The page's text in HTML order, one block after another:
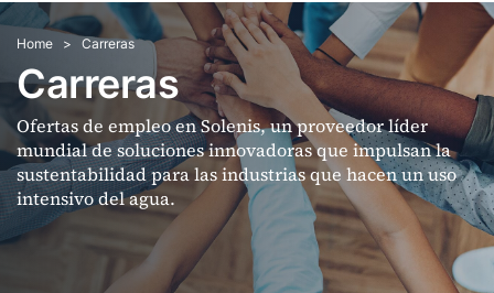
Home Carreras
Carreras
Ofertas de empleo en Solenis, un proveedor líder
mundial de soluciones innovadoras que impulsan la
sustentabilidad para las industrias que hacen un uso
intensivo del agua.